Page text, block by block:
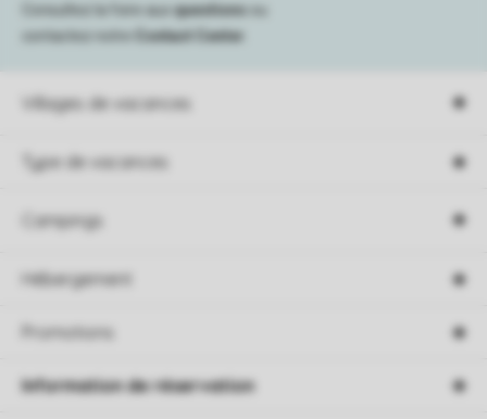
Villages de vacances
Type de vacances
Campings
Hébergement
Promotions
Consultez la foire aux questions
contactez notre
Contact Center
Information de réservation